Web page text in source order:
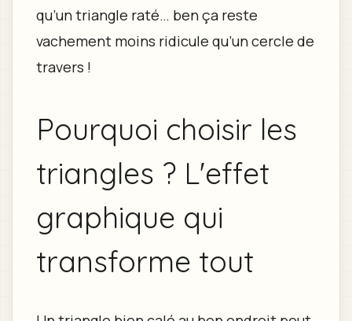
qu’un triangle raté… ben ça reste
vachement moins ridicule qu’un cercle de
travers !
Pourquoi choisir les
triangles ? L'effet
graphique qui
transforme tout